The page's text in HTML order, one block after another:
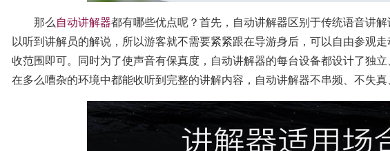
那么 自动讲解器都有哪些优点呢？首先，自动讲解器区别于传统语音讲
以听到讲解员的解说，所以游客就不需要紧紧跟在导游身后，可以自由参观
收范围即可。同时为了使声音有保真度，自动讲解器的每台设备都设计了独
在多么嘈杂的环境中都能收听到完整的讲解内容，自动讲解器不串频、不失真